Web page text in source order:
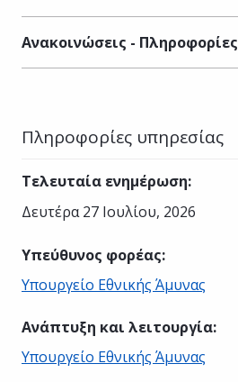
Ανακοινώσεις - Πληροφορίες
Πληροφορίες υπηρεσίας
Τελευταία ενημέρωση:
Δευτέρα 27 Ιουλίου, 2026
Υπεύθυνος φορέας:
Υπουργείο Εθνικής Άμυνας
Ανάπτυξη και λειτουργία:
Υπουργείο Εθνικής Άμυνας